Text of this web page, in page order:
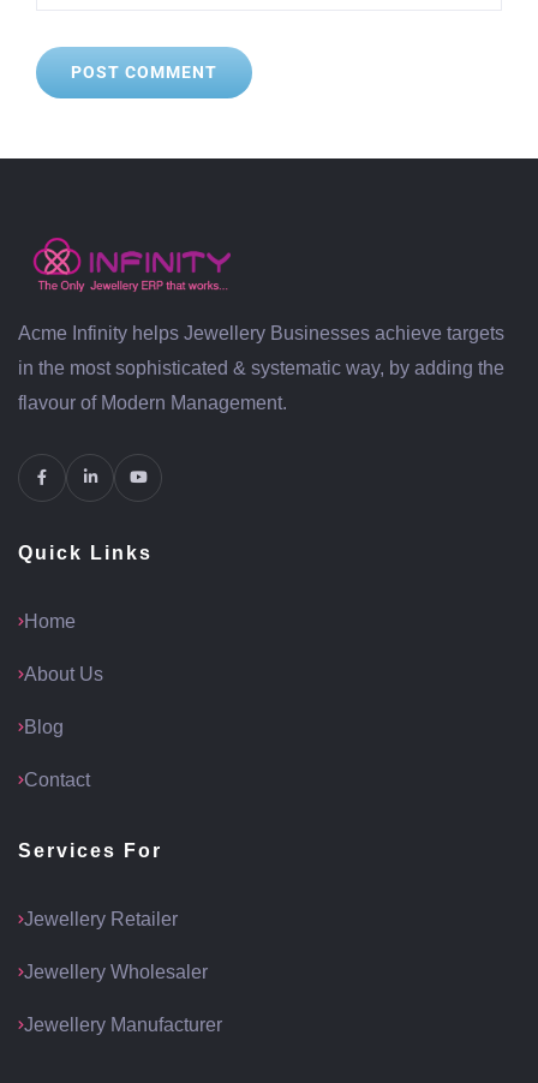
Acme Infinity helps Jewellery Businesses achieve targets
in the most sophisticated & systematic way, by adding the
flavour of Modern Management.
Quick Links
Home
About Us
Blog
Contact
Services For
Jewellery Retailer
Jewellery Wholesaler
Jewellery Manufacturer